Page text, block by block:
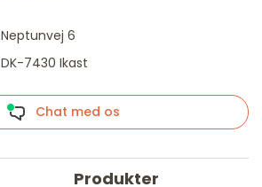
Neptunvej 6
DK-7430 Ikast
Chat med os
Produkter